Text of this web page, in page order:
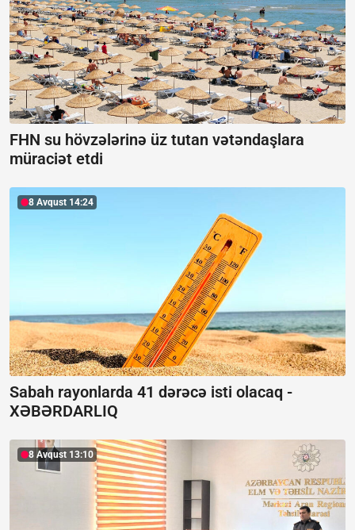
FHN su hövzələrinə üz tutan vətəndaşlara
müraciət etdi
8 Avqust 14:24
Sabah rayonlarda 41 dərəcə isti olacaq -
XƏBƏRDARLIQ
8 Avqust 13:10